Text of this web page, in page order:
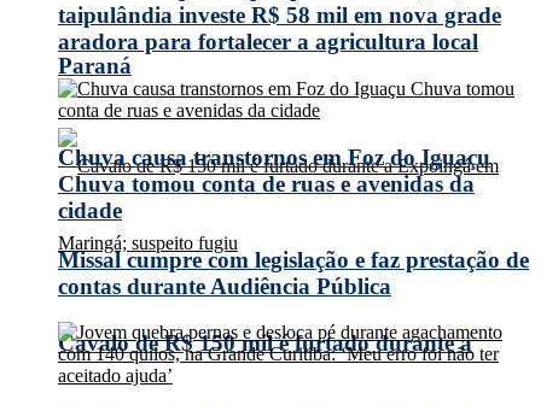
Paraná
Cavalo de R$ 150 mil é furtado durante a
taipulândia investe R$ 58 mil em nova grade
aradora para fortalecer a agricultura local
Chuva causa transtornos em Foz do Iguaçu
Chuva tomou conta de ruas e avenidas da
cidade
Missal cumpre com legislação e faz prestação de
contas durante Audiência Pública